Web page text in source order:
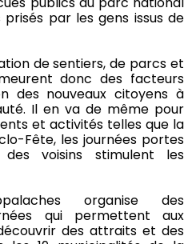
par les gens issus de
de sentiers, de parcs et
donc des facteurs
des nouveaux citoyens à
Il en va de même pour
et activités telles que la
Fête, les journées portes
voisins stimulent les
organise des
qui permettent aux
des attraits et des